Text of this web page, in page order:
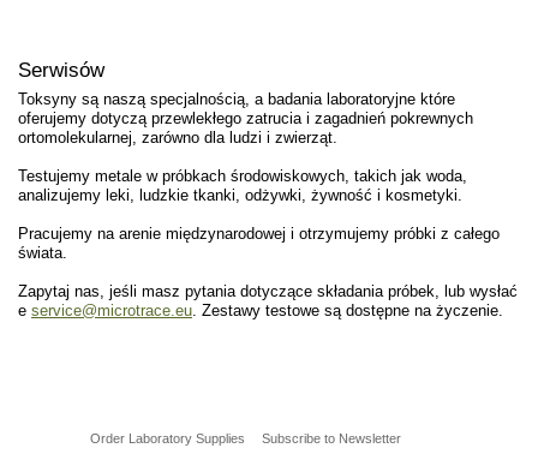
Serwisów
Toksyny są naszą specjalnością, a badania laboratoryjne które
oferujemy dotyczą przewlekłego zatrucia i zagadnień pokrewnych
ortomolekularnej, zarówno dla ludzi i zwierząt.
Testujemy metale w próbkach środowiskowych, takich jak woda,
analizujemy leki, ludzkie tkanki, odżywki, żywność i kosmetyki.
Pracujemy na arenie międzynarodowej i otrzymujemy próbki z całego
świata.
Zapytaj nas, jeśli masz pytania dotyczące składania próbek, lub wysłać
e service@microtrace.eu . Zestawy testowe są dostępne na życzenie.
Order Laboratory Supplies Subscribe to Newsletter